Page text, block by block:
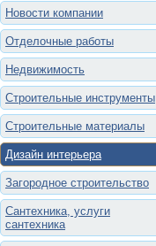
Новости компании
Отделочные работы
Недвижимость
Строительные инструменты
Строительные материалы
Дизайн интерьера
Загородное строительство
Сантехника, услуги
сантехника